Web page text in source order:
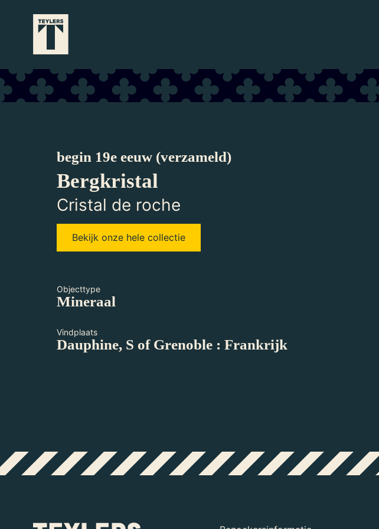
Ga naar hoofdinhoud
begin 19e eeuw (verzameld)
Bergkristal
Cristal de roche
Bekijk onze hele collectie
Objecttype
Mineraal
Vindplaats
Dauphine, S of Grenoble : Frankrijk